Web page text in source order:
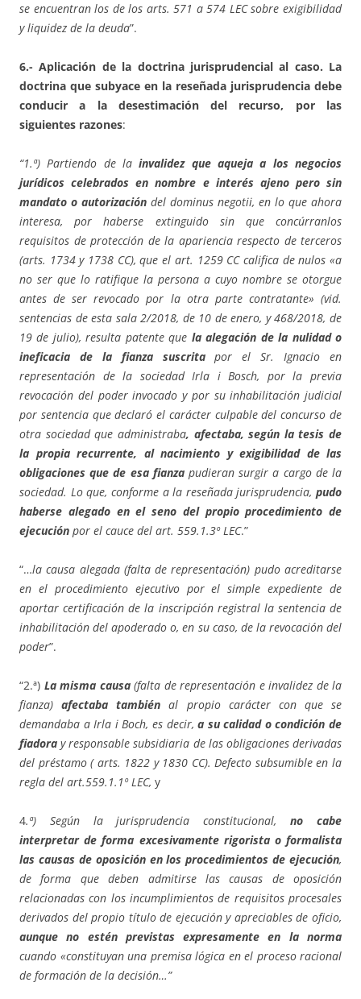
se encuentran los de los arts. 571 a 574 LEC sobre exigibilidad
y liquidez de la deuda”.
6.- Aplicación de la doctrina jurisprudencial al caso. La
doctrina que subyace en la reseñada jurisprudencia debe
conducir a la desestimación del recurso, por las
siguientes razones:
“1.ª) Partiendo de lainvalidez que aqueja a los negocios
jurídicos celebrados en nombre e interés ajeno pero sin
mandato o autorización del dominus negotii, en lo que ahora
interesa, por haberse extinguido sin que concúrranlos
requisitos de protección de la apariencia respecto de terceros
(arts. 1734 y 1738 CC), que el art. 1259 CC califica de nulos «a
no ser que lo ratifique la persona a cuyo nombre se otorgue
antes de ser revocado por la otra parte contratante» (vid.
sentencias de esta sala 2/2018, de 10 de enero, y 468/2018, de
19 de julio), resulta patente que la alegación de la nulidad o
ineficacia de la fianza suscritapor el Sr. Ignacio en
representación de la sociedad Irla i Bosch, por la previa
revocación del poder invocado y por su inhabilitación judicial
por sentencia que declaró el carácter culpable del concurso de
otra sociedad que administraba, afectaba, según la tesis de
la propia recurrente, al nacimiento y exigibilidad de las
obligaciones que de esa fianzapudieran surgir a cargo de la
sociedad. Lo que, conforme a la reseñada jurisprudencia, pudo
haberse alegado en el seno del propio procedimiento de
ejecución por el cauce del art. 559.1.3º LEC.”
“…la causa alegada (falta de representación) pudo acreditarse
en el procedimiento ejecutivo por el simple expediente de
aportar certificación de la inscripción registral la sentencia de
inhabilitación del apoderado o, en su caso, de la revocación del
poder”.
“2.ª) La misma causa(falta de representación e invalidez de la
fianza)afectaba también al propio carácter con que se
demandaba a Irla i Boch, es decir,a su calidad o condición de
fiadoray responsable subsidiaria de las obligaciones derivadas
del préstamo ( arts. 1822 y 1830 CC). Defecto subsumible en la
regla del art.559.1.1º LEC, y
4.ª) Según la jurisprudencia constitucional,no cabe
interpretar de forma excesivamente rigorista o formalista
las causas de oposición en los procedimientos de ejecución,
de forma que deben admitirse las causas de oposición
relacionadas con los incumplimientos de requisitos procesales
derivados del propio título de ejecución y apreciables de oficio,
aunque no estén previstas expresamente en la norma
cuando «constituyan una premisa lógica en el proceso racional
de formación de la decisión…”